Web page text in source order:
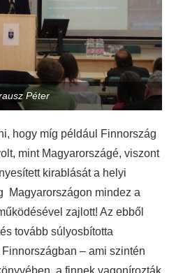
Péter
hogy míg például Finnország
mint Magyarországé, viszont
kirablását a helyi
Magyarországon mindez a
zajlott! Az ebből
tovább súlyosbította
– ami szintén